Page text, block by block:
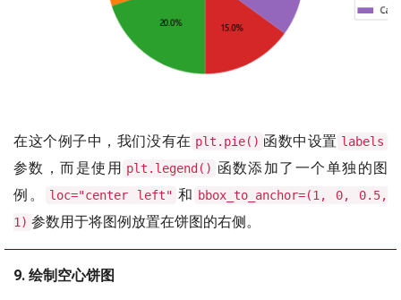
在这个例子中，我们没有在 plt.pie() 函数中设置 labels
参数，而是使用 plt.legend() 函数添加了一个单独的图
例。
loc="center left" 和 bbox_to_anchor=(1, 0, 0.5,
1) 参数用于将图例放置在饼图的右侧。
9. 绘制空心饼图